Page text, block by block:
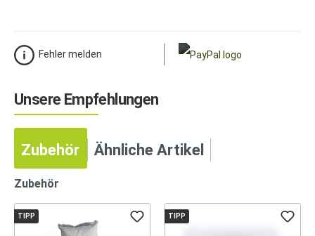
Fehler melden
Unsere Empfehlungen
Zubehör Ähnliche Artikel
Zubehör
TIPP TIPP